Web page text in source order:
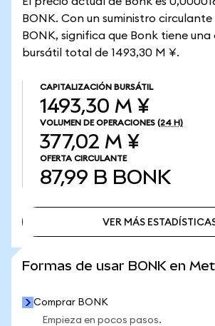
BONK. Con un suministro circulante
BONK, significa que Bonk tiene
bursátil total de 1493,30 M ¥.
CAPITALIZACIÓN BURSÁTIL
1493,30 M ¥
VOLUMEN DE OPERACIONES (24 H)
377,02 M ¥
OFERTA CIRCULANTE
87,99 B BONK
VER MÁS
Formas de usar BONK en
Comprar BONK
Empieza en pocos pasos.